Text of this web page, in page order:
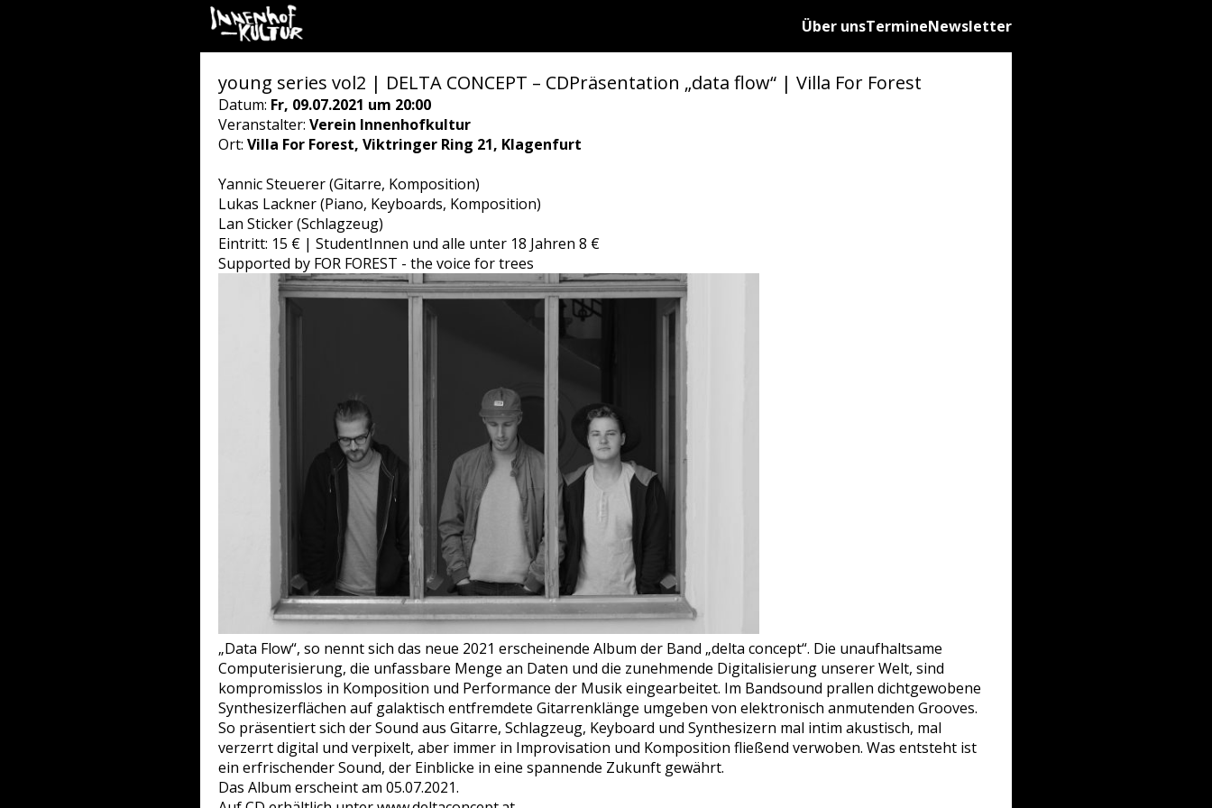
Über unsTermineNewsletter
young series vol2 | DELTA CONCEPT – CDPräsentation „data flow“ | Villa For Forest
Datum: Fr, 09.07.2021 um 20:00
Veranstalter: Verein Innenhofkultur
Ort: Villa For Forest, Viktringer Ring 21, Klagenfurt
Yannic Steuerer (Gitarre, Komposition)
Lukas Lackner (Piano, Keyboards, Komposition)
Lan Sticker (Schlagzeug)
Eintritt: 15 € | StudentInnen und alle unter 18 Jahren 8 €
Supported by FOR FOREST - the voice for trees
„Data Flow“, so nennt sich das neue 2021 erscheinende Album der Band „delta concept“. Die unaufhaltsame
Computerisierung, die unfassbare Menge an Daten und die zunehmende Digitalisierung unserer Welt, sind
kompromisslos in Komposition und Performance der Musik eingearbeitet. Im Bandsound prallen dichtgewobene
Synthesizerflächen auf galaktisch entfremdete Gitarrenklänge umgeben von elektronisch anmutenden Grooves.
So präsentiert sich der Sound aus Gitarre, Schlagzeug, Keyboard und Synthesizern mal intim akustisch, mal
verzerrt digital und verpixelt, aber immer in Improvisation und Komposition fließend verwoben. Was entsteht ist
ein erfrischender Sound, der Einblicke in eine spannende Zukunft gewährt.
Das Album erscheint am 05.07.2021.